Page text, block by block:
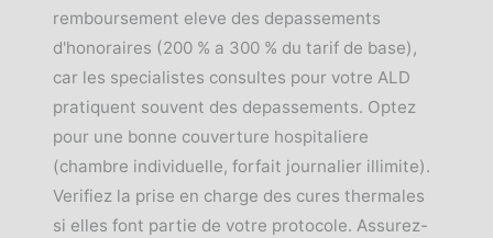
remboursement eleve des depassements
d'honoraires (200 % a 300 % du tarif de base),
car les specialistes consultes pour votre ALD
pratiquent souvent des depassements. Optez
pour une bonne couverture hospitaliere
(chambre individuelle, forfait journalier illimite).
Verifiez la prise en charge des cures thermales
si elles font partie de votre protocole. Assurez-